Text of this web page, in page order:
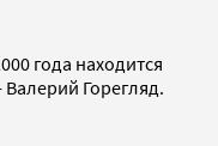
года находится
Валерий Горегляд.